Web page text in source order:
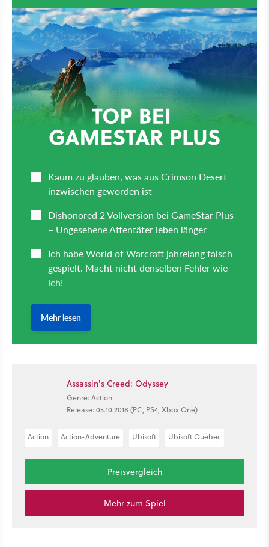
Assassin's Creed: Odyssey
Genre: Action
Release: 05.10.2018 (PC, PS4, Xbox One)
Action Action-Adventure Ubisoft Ubisoft Quebec
Preisvergleich
Mehr zum Spiel